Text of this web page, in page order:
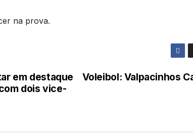
na prova.
Voleibol: Valpacinhos
em destaque
dois vice-